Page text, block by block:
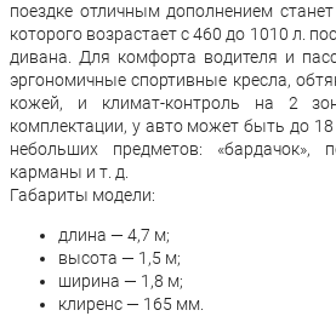
поездке отличным дополнением
которого возрастает с 460 до 1010 л.
дивана. Для комфорта водителя и
эргономичные спортивные кресла,
кожей, и климат-контроль на 2
комплектации, у авто может быть до
небольших предметов: «бардачок»,
карманы и т. д.
Габариты модели:
длина — 4,7 м;
высота — 1,5 м;
ширина — 1,8 м;
клиренс — 165 мм.